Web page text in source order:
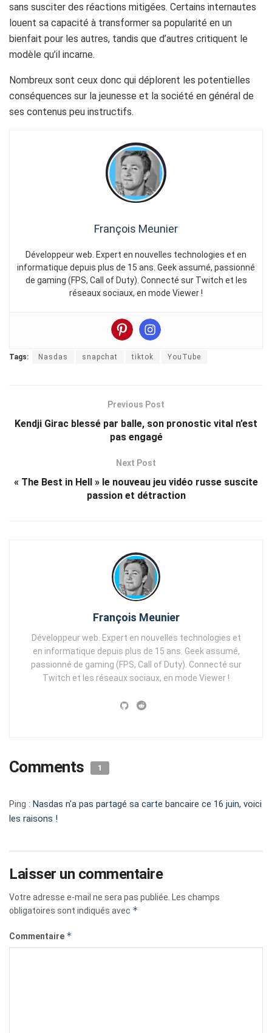
sans susciter des réactions mitigées. Certains internautes
louent sa capacité à transformer sa popularité en un
bienfait pour les autres, tandis que d’autres critiquent le
modèle qu’il incarne.
Nombreux sont ceux donc qui déplorent les potentielles
conséquences sur la jeunesse et la société en général de
ses contenus peu instructifs.
François Meunier
Développeur web. Expert en nouvelles technologies et en
informatique depuis plus de 15 ans. Geek assumé, passionné
de gaming (FPS, Call of Duty). Connecté sur Twitch et les
réseaux sociaux, en mode Viewer !
Tags: Nasdas snapchat tiktok YouTube
Previous Post
Kendji Girac blessé par balle, son pronostic vital n’est
pas engagé
Next Post
« The Best in Hell » le nouveau jeu vidéo russe suscite
passion et détraction
François Meunier
Développeur web. Expert en nouvelles technologies et
en informatique depuis plus de 15 ans. Geek assumé,
passionné de gaming (FPS, Call of Duty). Connecté sur
Twitch et les réseaux sociaux, en mode Viewer !
Comments 1
Ping : Nasdas n'a pas partagé sa carte bancaire ce 16 juin, voici
les raisons !
Laisser un commentaire
Votre adresse e-mail ne sera pas publiée. Les champs
obligatoires sont indiqués avec *
Commentaire *